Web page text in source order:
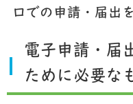
口での申請・届出
電子申請・届
ために必要な